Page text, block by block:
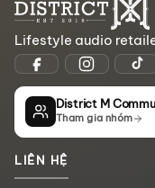
Lifestyle audio
District M
Tham gia nhóm
LIÊN HỆ